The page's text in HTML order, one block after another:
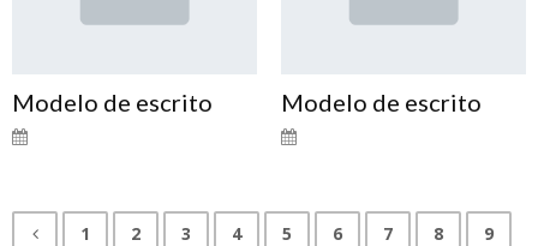
Modelo de escrito Modelo de escrito
1 2 3 4 5 6 7 8
9